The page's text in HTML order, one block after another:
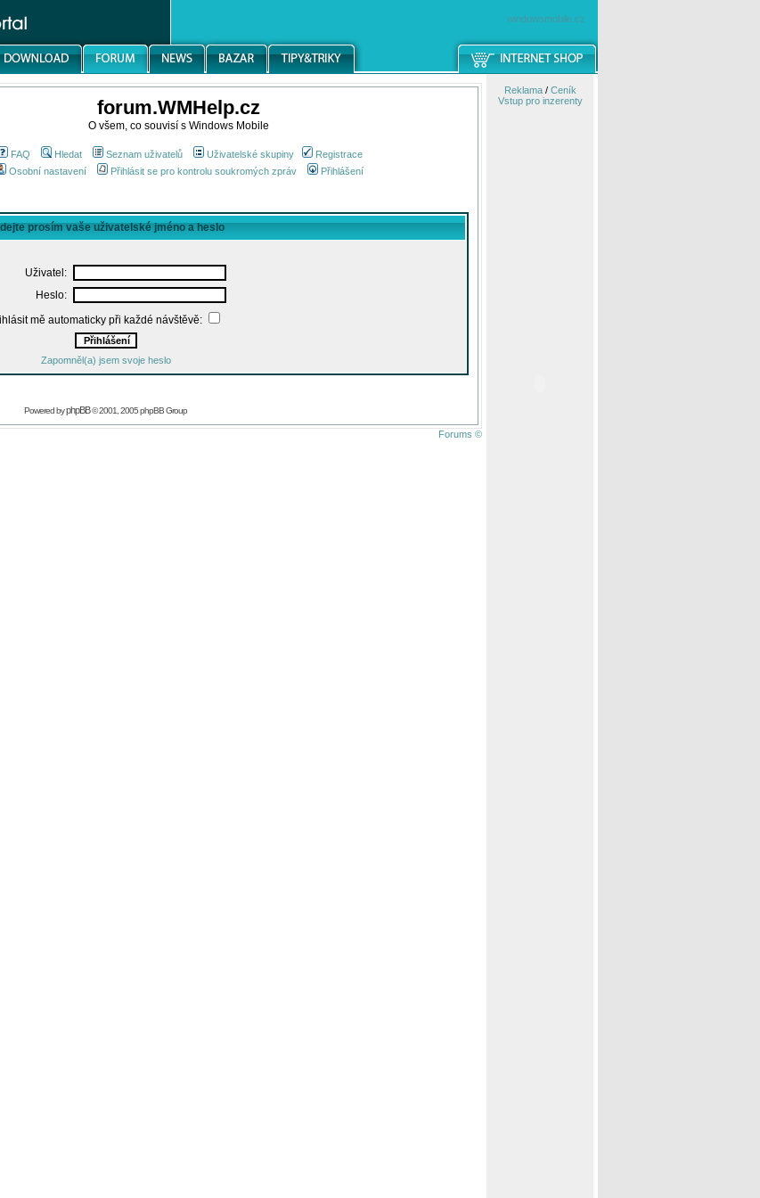
windowsmobile.cz
forum.WMHelp.cz
O všem, co souvisí s Windows Mobile
FAQ Hledat Seznam uživatelů Uživatelské skupiny
Registrace
Osobní nastavení
Přihlásit se pro kontrolu soukromých zpráv Přihlášení
prosím vaše uživatelské jméno a heslo
Uživatel:
Heslo:
mě automaticky při každé návštěvě:
Zapomněl(a) jsem svoje heslo
Powered byphpBB© 2001, 2005 phpBB Group
Forums ©
Reklama/ Ceník
Vstup pro inzerenty